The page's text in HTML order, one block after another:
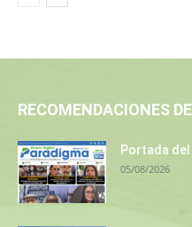
RECOMENDACIONES
Portada
05/08/2026